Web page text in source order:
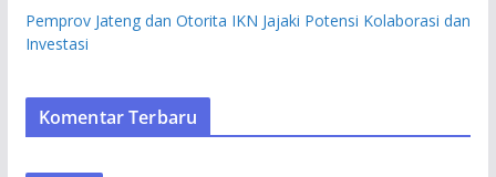
Pemprov Jateng dan Otorita IKN Jajaki Potensi Kolaborasi dan
Investasi
Komentar Terbaru